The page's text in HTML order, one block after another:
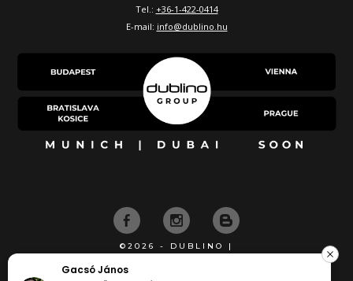
Tel.: +36-1-422-0414
E-mail: info@dublino.hu
©2026 - DUBLINO |